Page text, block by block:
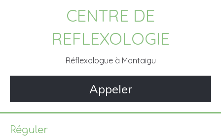
CENTRE DE
REFLEXOLOGIE
Réflexologue à Montaigu
Appeler
Réguler